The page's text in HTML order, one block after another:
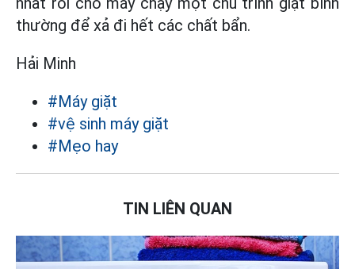
thường để xả đi hết các chất bẩn.
Hải Minh
#Máy giặt
#vệ sinh máy giặt
#Mẹo hay
TIN LIÊN QUAN